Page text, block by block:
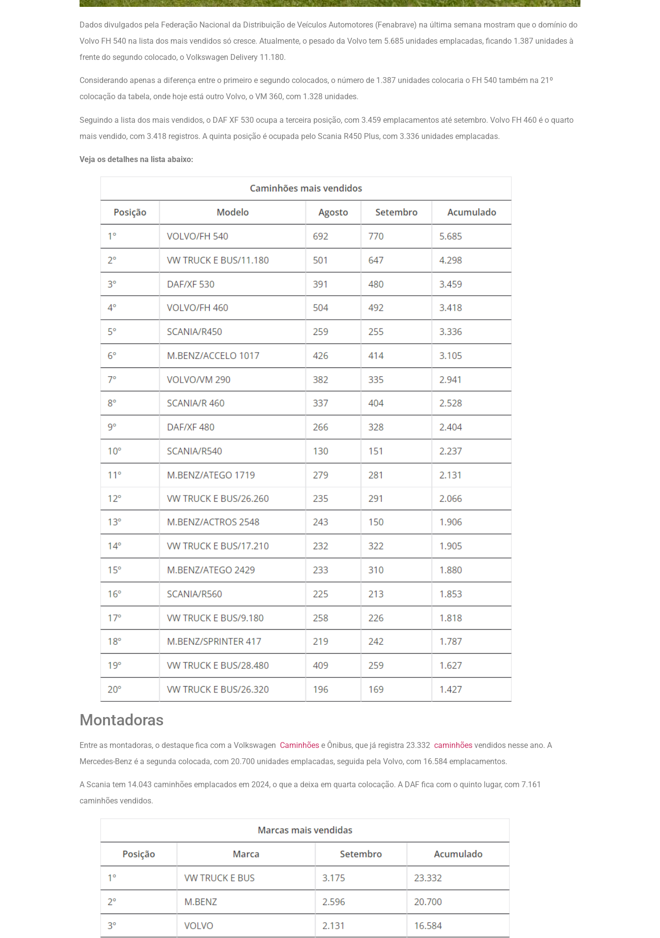
Dados divulgados pela Federação Nacional da Distribuição de Veículos Automotores (Fenabrave) na última semana mostram que o domínio do
Volvo FH 540 na lista dos mais vendidos só cresce. Atualmente, o pesado da Volvo tem 5.685 unidades emplacadas, ficando 1.387 unidades à
frente do segundo colocado, o Volkswagen Delivery 11.180.
Considerando apenas a diferença entre o primeiro e segundo colocados, o número de 1.387 unidades colocaria o FH 540 também na 21º
colocação da tabela, onde hoje está outro Volvo, o VM 360, com 1.328 unidades.
Seguindo a lista dos mais vendidos, o DAF XF 530 ocupa a terceira posição, com 3.459 emplacamentos até setembro. Volvo FH 460 é o quarto
mais vendido, com 3.418 registros. A quinta posição é ocupada pelo Scania R450 Plus, com 3.336 unidades emplacadas.
Veja os detalhes na lista abaixo:
Montadoras
Entre as montadoras, o destaque fica com a Volkswagen Caminhões e Ônibus, que já registra 23.332 caminhões vendidos nesse ano. A
Mercedes-Benz é a segunda colocada, com 20.700 unidades emplacadas, seguida pela Volvo, com 16.584 emplacamentos.
A Scania tem 14.043 caminhões emplacados em 2024, o que a deixa em quarta colocação. A DAF fica com o quinto lugar, com 7.161
caminhões vendidos.